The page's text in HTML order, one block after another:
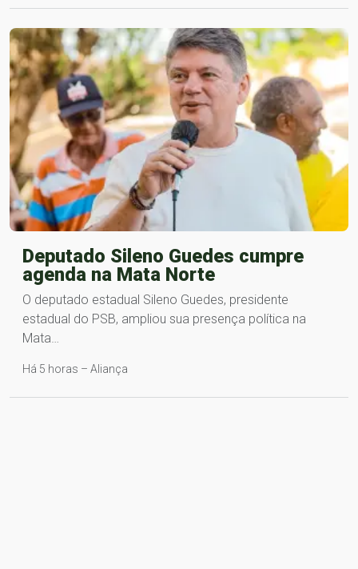
Deputado Sileno Guedes cumpre
agenda na Mata Norte
O deputado estadual Sileno Guedes, presidente
estadual do PSB, ampliou sua presença política na
Mata…
Há 5 horas – Aliança